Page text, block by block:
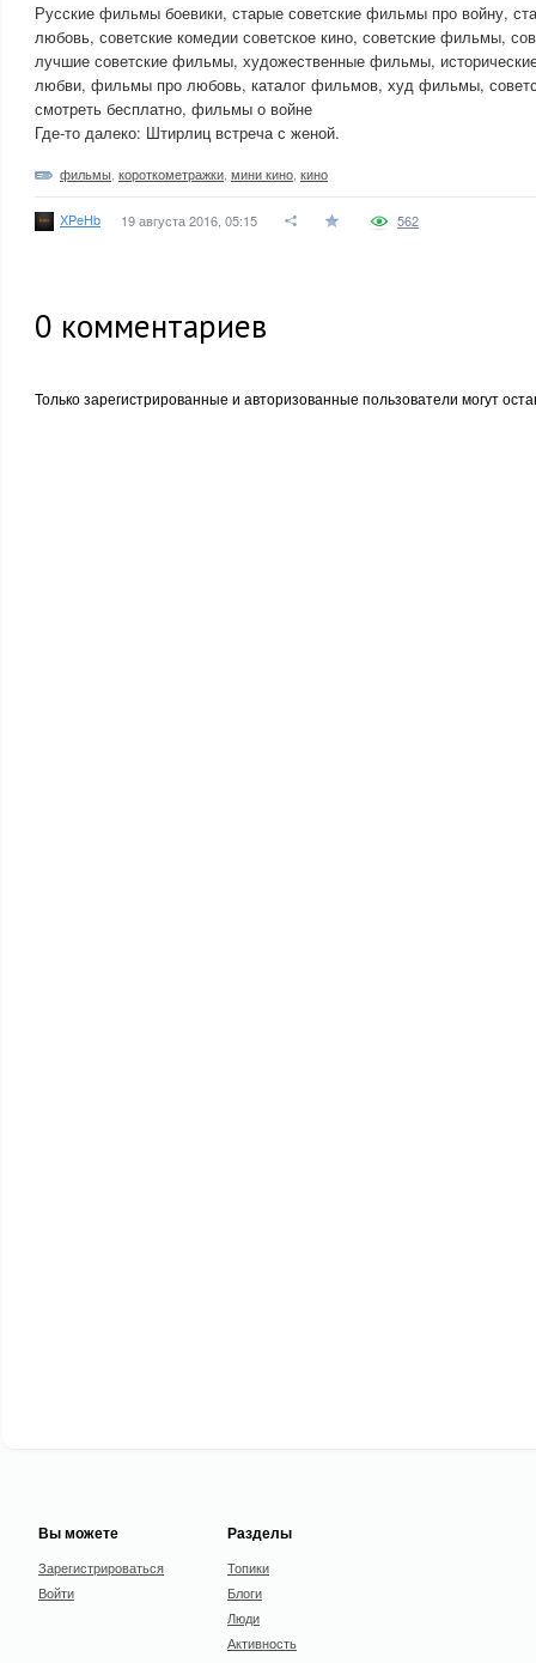
Русские фильмы боевики, старые советские фильмы про войну,
любовь, советские комедии советское кино, советские фильмы,
лучшие советские фильмы, художественные фильмы,
любви, фильмы про любовь, каталог фильмов, худ фильмы,
смотреть бесплатно, фильмы о войне
Где-то далеко: Штирлиц встреча с женой.
фильмы короткометражки мини кино кино
XPeHb 19 августа 2016, 05:15 562
0 комментариев
Только зарегистрированные и авторизованные пользователи могут
Вы можете
Зарегистрироваться
Войти
Разделы
Топики
Блоги
Люди
Активность